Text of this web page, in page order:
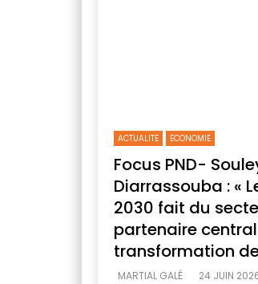
ACTUALITE ECONOMIE
Focus PND-
Diarrassouba : «
2030 fait du
partenaire
transformation
MARTIAL GALÉ
24 JUIN